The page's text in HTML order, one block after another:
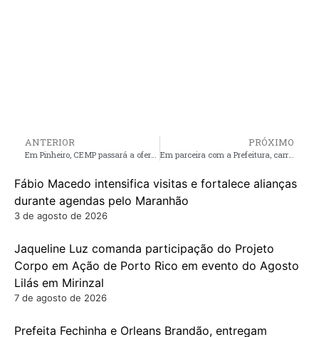
ANTERIOR PRÓXIMO
Em parceira com a Prefeitura, carreta da Defensoria Pública do Estado oferece muitos serviços à população de Apicum-Açu
Fábio Macedo intensifica visitas e fortalece alianças
durante agendas pelo Maranhão
3 de agosto de 2026
Jaqueline Luz comanda participação do Projeto
Corpo em Ação de Porto Rico em evento do Agosto
Lilás em Mirinzal
7 de agosto de 2026
Prefeita Fechinha e Orleans Brandão, entregam